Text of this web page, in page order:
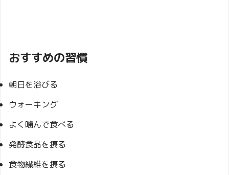
おすすめの習慣
朝日を浴びる
ウォーキング
よく噛んで食べる
発酵食品を摂る
食物繊維を摂る